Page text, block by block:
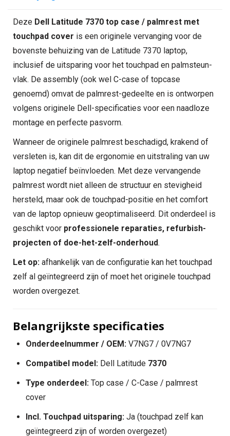
Deze Dell Latitude 7370 top case / palmrest met
touchpad cover is een originele vervanging voor de
bovenste behuizing van de Latitude 7370 laptop,
inclusief de uitsparing voor het touchpad en palmsteun-
vlak. De assembly (ook wel C-case of topcase
genoemd) omvat de palmrest-gedeelte en is ontworpen
volgens originele Dell-specificaties voor een naadloze
montage en perfecte pasvorm.
Wanneer de originele palmrest beschadigd, krakend of
versleten is, kan dit de ergonomie en uitstraling van uw
laptop negatief beïnvloeden. Met deze vervangende
palmrest wordt niet alleen de structuur en stevigheid
hersteld, maar ook de touchpad-positie en het comfort
van de laptop opnieuw geoptimaliseerd. Dit onderdeel is
geschikt voor professionele reparaties, refurbish-
projecten of doe-het-zelf-onderhoud.
Let op: afhankelijk van de configuratie kan het touchpad
zelf al geïntegreerd zijn of moet het originele touchpad
worden overgezet.
Belangrijkste specificaties
Onderdeelnummer / OEM: V7NG7 / 0V7NG7
Compatibel model: Dell Latitude 7370
Type onderdeel: Top case / C-Case / palmrest
cover
Incl. Touchpad uitsparing: Ja (touchpad zelf kan
geïntegreerd zijn of worden overgezet)